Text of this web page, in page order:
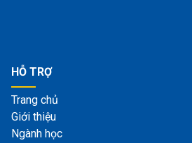
HỖ TRỢ
Trang chủ
Giới thiệu
Ngành học